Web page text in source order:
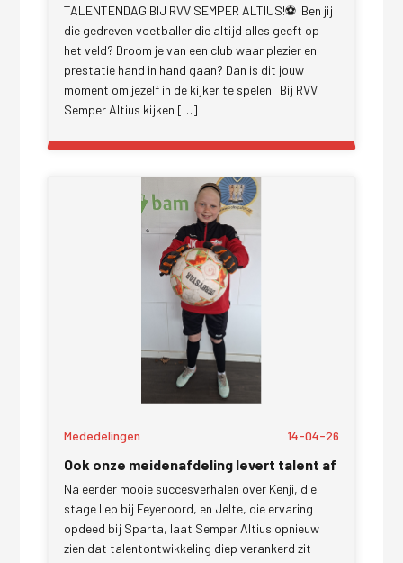
TALENTENDAG BIJ RVV SEMPER ALTIUS!⚽️ ​ Ben jij
die gedreven voetballer die altijd alles geeft op
het veld? Droom je van een club waar plezier en
prestatie hand in hand gaan? Dan is dit jouw
moment om jezelf in de kijker te spelen! ​ Bij RVV
Semper Altius kijken […]
Mededelingen 14-04-26
Ook onze meidenafdeling levert talent af
Na eerder mooie succesverhalen over Kenji, die
stage liep bij Feyenoord, en Jelte, die ervaring
opdeed bij Sparta, laat Semper Altius opnieuw
zien dat talentontwikkeling diep verankerd zit